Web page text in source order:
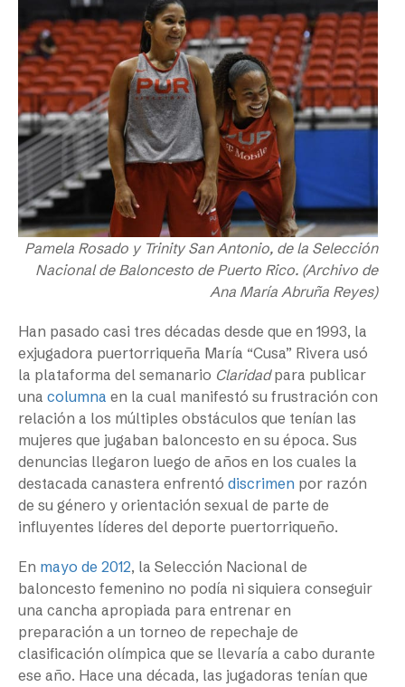
Pamela Rosado y Trinity San Antonio, de la Selección
Nacional de Baloncesto de Puerto Rico. (Archivo de
Ana María Abruña Reyes)
Han pasado casi tres décadas desde que en 1993, la
exjugadora puertorriqueña María “Cusa” Rivera usó
la plataforma del semanario Claridadpara publicar
una columna en la cual manifestó su frustración con
relación a los múltiples obstáculos que tenían las
mujeres que jugaban baloncesto en su época. Sus
denuncias llegaron luego de años en los cuales la
destacada canastera enfrentó discrimen por razón
de su género y orientación sexual de parte de
influyentes líderes del deporte puertorriqueño.
En mayo de 2012, la Selección Nacional de
baloncesto femenino no podía ni siquiera conseguir
una cancha apropiada para entrenar en
preparación a un torneo de repechaje de
clasificación olímpica que se llevaría a cabo durante
ese año. Hace una década, las jugadoras tenían que